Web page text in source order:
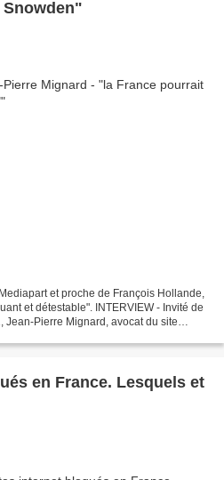
et proche de François Hollande,
et détestable". INTERVIEW - Invité de
Jean-Pierre Mignard, avocat du site
en France. Lesquels et